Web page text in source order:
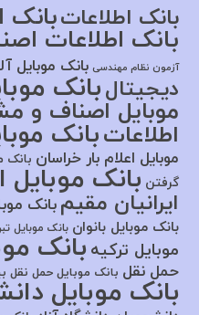
بانک اطلاعاتبانک
بانک اطلاعات
آزمون نظام مهندسی بانک موبایل
دیجیتالبانک
موبایل اصناف و
اطلاعاتبانک
موبایل اعلام بار خراسان بانک
گرفتن بانک موبایل
ایرانیان مقیم بانک
بانک موبایل بانوان بانک موبایل
موبایل ترکیه بانک
حمل نقل بانک موبایل حمل نقل
بانک موبایل